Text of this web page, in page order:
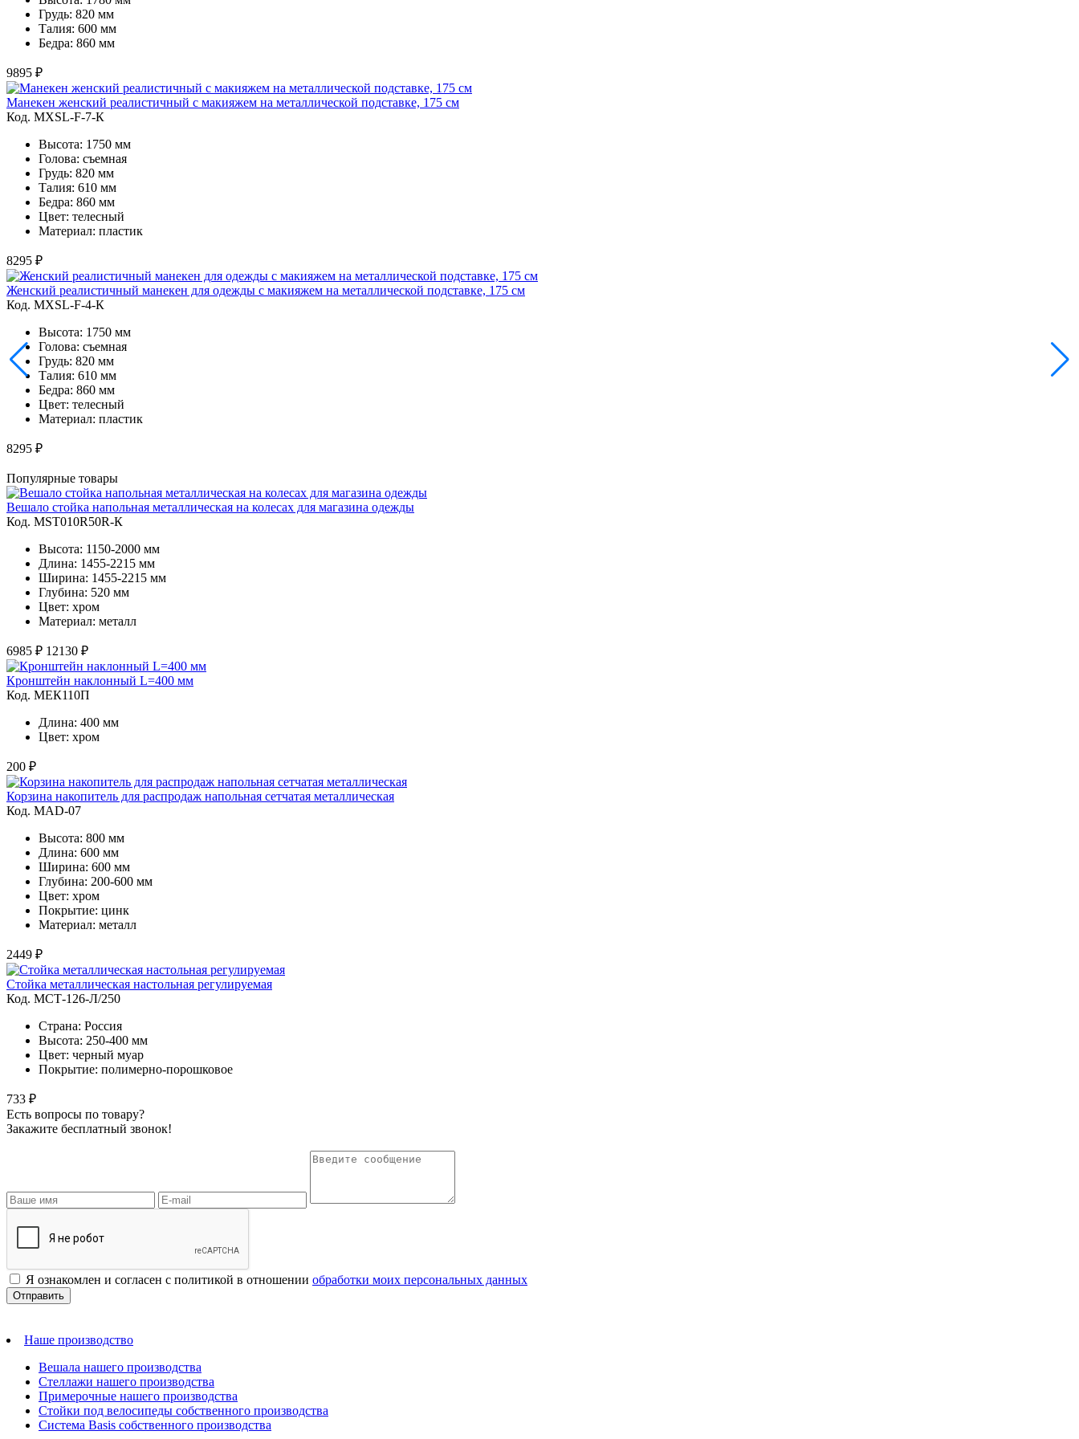
Грудь: 820 мм
Талия: 600 мм
Бедра: 860 мм
9895 ₽
Манекен женский реалистичный с макияжем на металлической подставке, 175 см
Код. MXSL-F-7-К
Высота: 1750 мм
Голова: съемная
Грудь: 820 мм
Талия: 610 мм
Бедра: 860 мм
Цвет: телесный
Материал: пластик
8295 ₽
Женский реалистичный манекен для одежды с макияжем на металлической подставке, 175 см
Код. MXSL-F-4-К
Высота: 1750 мм
Голова: съемная
Грудь: 820 мм
Талия: 610 мм
Бедра: 860 мм
Цвет: телесный
Материал: пластик
8295 ₽
Популярные товары
Вешало стойка напольная металлическая на колесах для магазина одежды
Код. MST010R50R-К
Высота: 1150-2000 мм
Длина: 1455-2215 мм
Ширина: 1455-2215 мм
Глубина: 520 мм
Цвет: хром
Материал: металл
6985 ₽ 12130 ₽
Кронштейн наклонный L=400 мм
Код. MЕК110П
Длина: 400 мм
Цвет: хром
200 ₽
Корзина накопитель для распродаж напольная сетчатая металлическая
Код. MAD-07
Высота: 800 мм
Длина: 600 мм
Ширина: 600 мм
Глубина: 200-600 мм
Цвет: хром
Покрытие: цинк
Материал: металл
2449 ₽
Стойка металлическая настольная регулируемая
Код. MСТ-126-Л/250
Страна: Россия
Высота: 250-400 мм
Цвет: черный муар
Покрытие: полимерно-порошковое
733 ₽
Есть вопросы по товару?
Закажите бесплатный звонок!
Я ознакомлен и согласен с политикой в отношении обработки моих персональных данных
Наше производство
Вешала нашего производства
Стеллажи нашего производства
Примерочные нашего производства
Стойки под велосипеды собственного производства
Система Basis собственного производства